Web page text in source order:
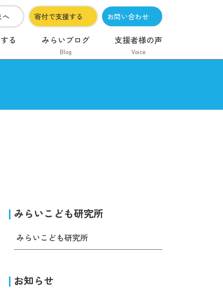
へ 寄付で支援する お問い合わせ
る みらいブログ
Blog
支援者様の声
Voice
みらいこども研究所
みらいこども研究所
お知らせ